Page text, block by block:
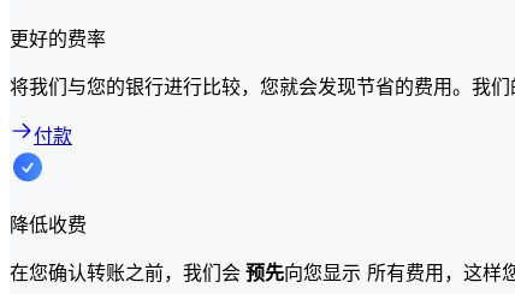
更好的费率
将我们与您的银行进行比较，您就会发现节省的费用。我
付款
降低收费
在您确认转账之前，我们会 预先向您显示 所有费用，这样